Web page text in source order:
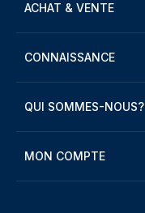
ACHAT & VENTE
CONNAISSANCE
QUI SOMMES-NOUS?
MON COMPTE